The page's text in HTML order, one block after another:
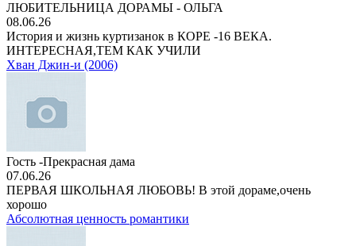
ЛЮБИТЕЛЬНИЦА ДОРАМЫ - ОЛЬГА
08.06.26
История и жизнь куртизанок в КОРЕ -16 ВЕКА.
ИНТЕРЕСНАЯ,ТЕМ КАК УЧИЛИ
Хван Джин-и (2006)
Гость -Прекрасная дама
07.06.26
ПЕРВАЯ ШКОЛЬНАЯ ЛЮБОВЬ! В этой дораме,очень
хорошо
Абсолютная ценность романтики